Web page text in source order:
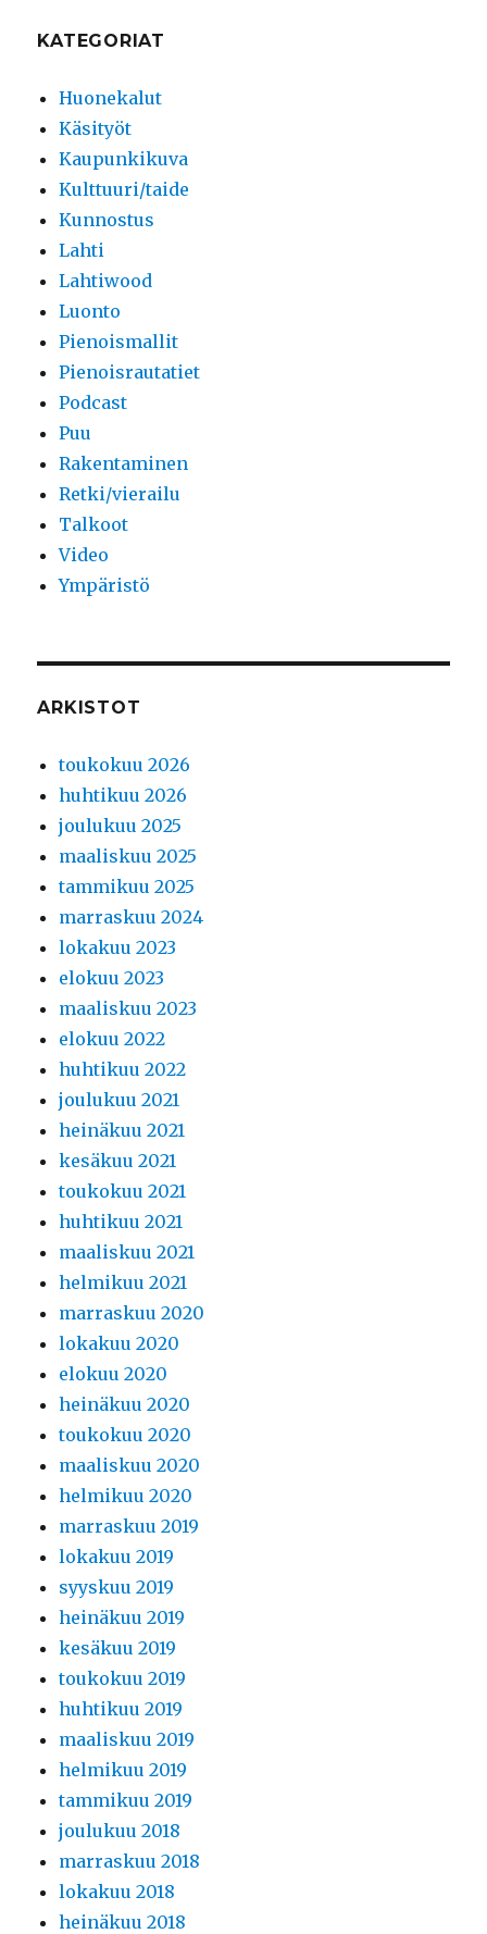
KATEGORIAT
Huonekalut
Käsityöt
Kaupunkikuva
Kulttuuri/taide
Kunnostus
Lahti
Lahtiwood
Luonto
Pienoismallit
Pienoisrautatiet
Podcast
Puu
Rakentaminen
Retki/vierailu
Talkoot
Video
Ympäristö
ARKISTOT
toukokuu 2026
huhtikuu 2026
joulukuu 2025
maaliskuu 2025
tammikuu 2025
marraskuu 2024
lokakuu 2023
elokuu 2023
maaliskuu 2023
elokuu 2022
huhtikuu 2022
joulukuu 2021
heinäkuu 2021
kesäkuu 2021
toukokuu 2021
huhtikuu 2021
maaliskuu 2021
helmikuu 2021
marraskuu 2020
lokakuu 2020
elokuu 2020
heinäkuu 2020
toukokuu 2020
maaliskuu 2020
helmikuu 2020
marraskuu 2019
lokakuu 2019
syyskuu 2019
heinäkuu 2019
kesäkuu 2019
toukokuu 2019
huhtikuu 2019
maaliskuu 2019
helmikuu 2019
tammikuu 2019
joulukuu 2018
marraskuu 2018
lokakuu 2018
heinäkuu 2018